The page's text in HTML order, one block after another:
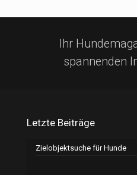
Ihr
spannenden
Letzte Beiträge
Zielobjektsuche für Hunde